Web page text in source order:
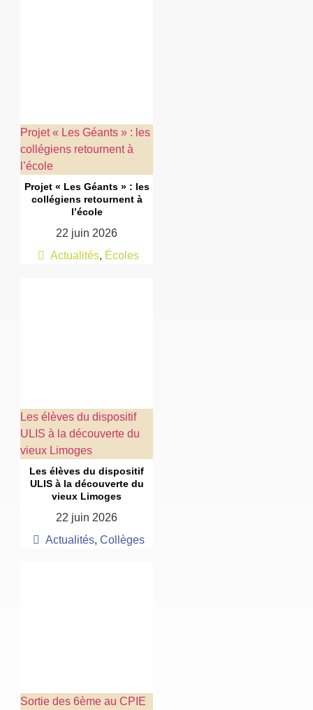
Projet « Les Géants » : les
collégiens retournent à
l’école
Projet « Les Géants » : les
collégiens retournent à
l’école
22 juin 2026
Actualités, Écoles
Les élèves du dispositif
ULIS à la découverte du
vieux Limoges
Les élèves du dispositif
ULIS à la découverte du
vieux Limoges
22 juin 2026
Actualités, Collèges
Sortie des 6ème au CPIE